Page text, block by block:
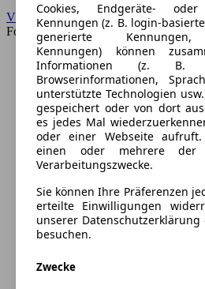
VW
Forum
Cookies, Endgeräte-
Kennungen (z. B. login-
generierte Kennungen,
Kennungen) können
Informationen (z. B.
Browserinformationen,
unterstützte Technologien
gespeichert oder von dort
es jedes Mal
oder einer Webseite
einen oder mehrere der
Verarbeitungszwecke.
Sie können Ihre Präferenzen
erteilte Einwilligungen
unserer Datenschutzerklärung
besuchen.
Zwecke